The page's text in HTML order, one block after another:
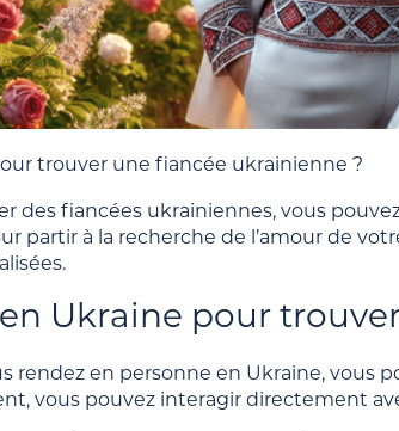
trouver une fiancée ukrainienne ?
des fiancées ukrainiennes, vous
partir à la recherche de l’amour de
Ukraine pour
rendez en personne en Ukraine, vous
vous pouvez interagir directement